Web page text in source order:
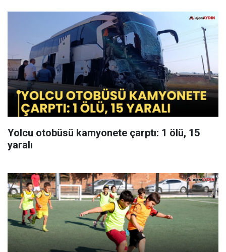
Yolcu otobüsü kamyonete çarptı: 1 ölü, 15
yaralı